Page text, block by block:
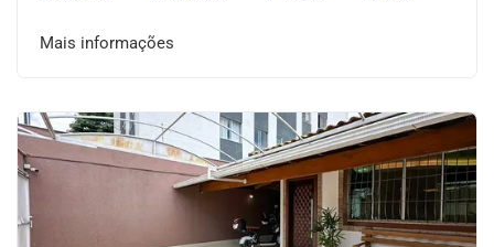
Mais informações